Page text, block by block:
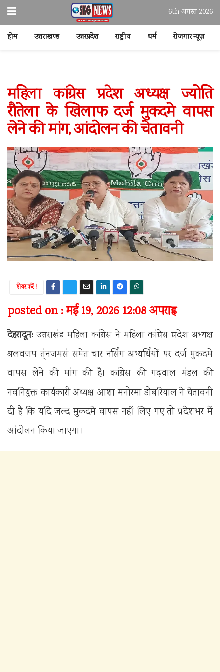
6th अगस्त 2026
होम उत्तराखण्ड उत्तरप्रदेश राष्ट्रीय धर्म रोजगार न्यूज़
महिला कांग्रेस प्रदेश अध्यक्ष ज्योति
रौतेला के खिलाफ दर्ज मुकदमे वापस
लेने की मांग, आंदोलन की चेतावनी
शेयर करें !
posted on : मई 19, 2026 12:08 अपराह्न
देहरादून: उत्तराखंड महिला कांग्रेस ने महिला कांग्रेस प्रदेश अध्यक्ष
श्रलवजप त्ंनजमसं समेत चार नर्सिंग अभ्यर्थियों पर दर्ज मुकदमे
वापस लेने की मांग की है। कांग्रेस की गढ़वाल मंडल की
नवनियुक्त कार्यकारी अध्यक्ष आशा मनोरमा डोबरियाल ने चेतावनी
दी है कि यदि जल्द मुकदमे वापस नहीं लिए गए तो प्रदेशभर में
आंदोलन किया जाएगा।